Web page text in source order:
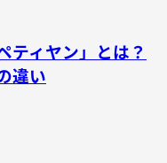
ティヤン」とは？
違い